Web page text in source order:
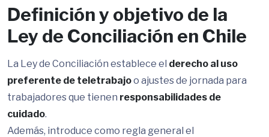
Definición y objetivo de la
Ley de Conciliación en Chile
La Ley de Conciliación establece el derecho al uso
preferente de teletrabajoo ajustes de jornada para
trabajadores que tienen responsabilidades de
cuidado.
Además, introduce como regla general el